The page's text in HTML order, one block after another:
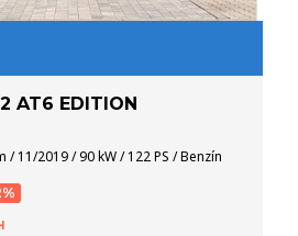
AT6 EDITION
/ 11/2019 / 90 kW / 122 PS / Benzín